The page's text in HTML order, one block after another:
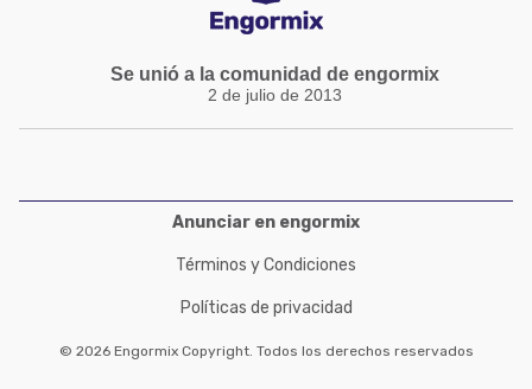
Se unió a la comunidad de engormix
2 de julio de 2013
Anunciar en engormix
Términos y Condiciones
Políticas de privacidad
© 2026 Engormix Copyright. Todos los derechos reservados